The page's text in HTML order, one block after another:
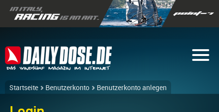
Startseite Benutzerkonto Benutzerkonto anlegen